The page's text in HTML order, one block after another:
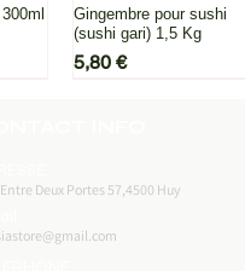
Aperçu rapide
Gingembre pour sushi
(sushi gari) 1,5 Kg
Prix
5,80 €
Deux Portes 57,4500 Huy